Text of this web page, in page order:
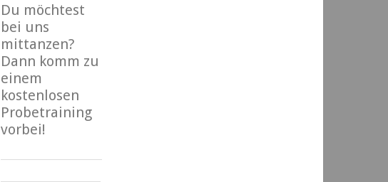
Du möchtest
bei uns
mittanzen?
Dann komm zu
einem
kostenlosen
Probetraining
vorbei!